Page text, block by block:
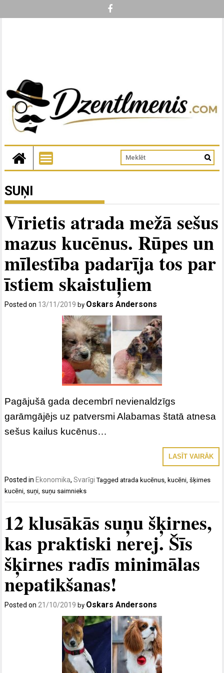
SUŅI
Vīrietis atrada mežā sešus
mazus kucēnus. Rūpes un
mīlestība padarīja tos par
īstiem skaistuļiem
Posted on 13/11/2019 by Oskars Andersons
Pagājušā gada decembrī nevienaldzīgs
garāmgājējs uz patversmi Alabamas štatā atnesa
sešus kailus kucēnus…
LASĪT VAIRĀK
Posted in Ekonomika,Svarīgi Taggedatrada kucēnus, kucēni,šķirnes
kucēni, suņi, suņu saimnieks
12 klusākās suņu šķirnes,
kas praktiski nerej. Šīs
šķirnes radīs minimālas
nepatikšanas!
Posted on 21/10/2019 by Oskars Andersons